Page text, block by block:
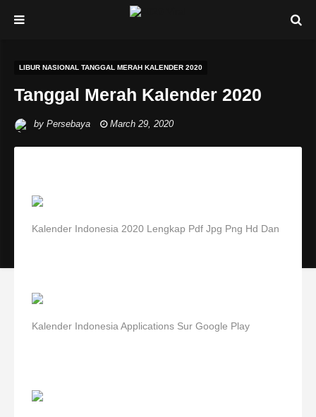
LIBUR NASIONAL TANGGAL MERAH KALENDER 2020
Tanggal Merah Kalender 2020
by Persebaya March 29, 2020
Kalender Indonesia 2020 Lengkap Pdf Jpg Png Hd Dan
Kalender Indonesia Applications Sur Google Play